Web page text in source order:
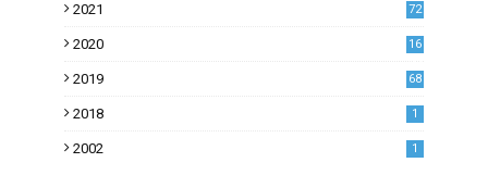
2021
72
2020
16
2019
68
2018 1
2002 1